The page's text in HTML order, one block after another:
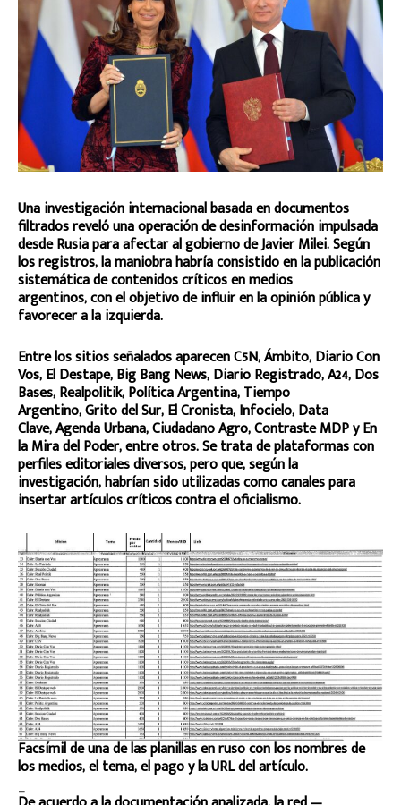
Una investigación internacional basada en documentos
filtrados reveló una operación de desinformación impulsada
desde Rusia para afectar al gobierno de Javier Milei. Según
los registros, la maniobra habría consistido en la publicación
sistemática de contenidos críticos en medios
argentinos, con el objetivo de influir en la opinión pública y
favorecer a la izquierda.
Entre los sitios señalados aparecen C5N, Ámbito, Diario Con
Vos, El Destape, Big Bang News, Diario Registrado, A24, Dos
Bases, Realpolitik, Política Argentina, Tiempo
Argentino, Grito del Sur, El Cronista, Infocielo, Data
Clave, Agenda Urbana, Ciudadano Agro, Contraste MDP y En
la Mira del Poder, entre otros. Se trata de plataformas con
perfiles editoriales diversos, pero que, según la
investigación, habrían sido utilizadas como canales para
insertar artículos críticos contra el oficialismo.
Facsímil de una de las planillas en ruso con los nombres de
los medios, el tema, el pago y la URL del artículo.
_